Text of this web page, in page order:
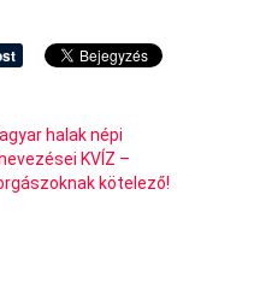
halak népi
KVÍZ –
kötelező!